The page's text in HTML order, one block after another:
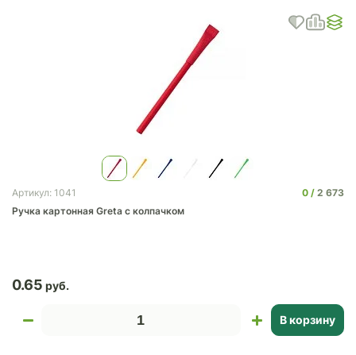
Артикул: 1041 0
2 673
Ручка картонная Greta с колпачком
0.65
В корзину